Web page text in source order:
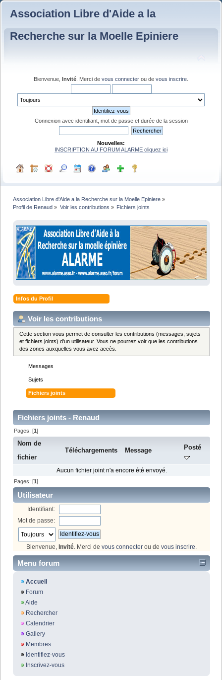
Association Libre d'Aide a la
Recherche sur la Moelle Epiniere
Bienvenue, Invité . Merci de vous connecter ou de vous inscrire
Connexion avec identifiant, mot de passe et durée de la session
Nouvelles:
INSCRIPTION AU FORUM ALARME cliquez ici
Association Libre d'Aide a la Recherche sur la Moelle Epiniere »
Profil de Renaud » Voir les contributions » Fichiers joints
Infos du Profil
Voir les contributions
Cette section vous permet de consulter les contributions (messages, sujets
et fichiers joints) d'un utilisateur. Vous ne pourrez voir que les contributions
des zones auxquelles vous avez accès.
Messages
Sujets
Fichiers joints
Fichiers joints - Renaud
Pages: [1]
Nom de
fichier
Téléchargements Message Posté
Aucun fichier joint n'a encore été envoyé.
Pages: [1]
Utilisateur
Identifiant:
Mot de passe:
Bienvenue, Invité. Merci de vous connecter ou de vous inscrire.
Menu forum
Accueil
Forum
Aide
Rechercher
Calendrier
Gallery
Membres
Identifiez-vous
Inscrivez-vous